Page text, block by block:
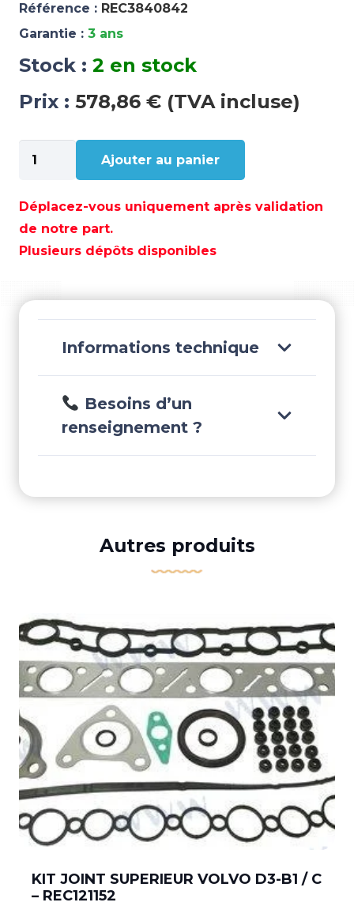
Référence : REC3840842
Garantie : 3 ans
Stock : 2 en stock
Prix : 578,86 € (TVA incluse)
de
DE
CULASSE
VOLVO
(1,3
MM)
REC3840842
Ajouter au panier
Déplacez-vous uniquement après validation
de notre part.
Plusieurs dépôts disponibles
Informations technique
Besoins d’un
renseignement ?
Autres produits
KIT JOINT SUPERIEUR VOLVO D3-B1 / C
– REC121152